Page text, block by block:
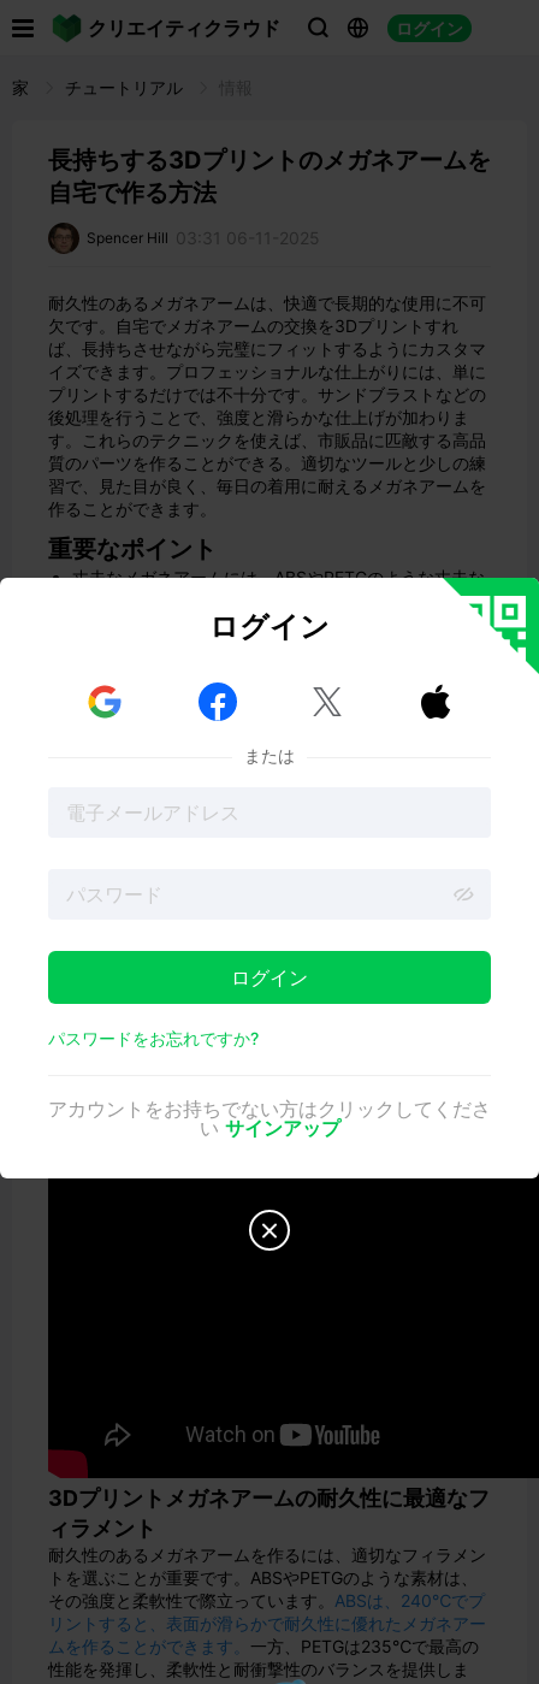
クリエイティクラウド   ログイン
家 チュートリアル
長持ちする3Dプリントのメガネアームを
自宅で作る方法
Spencer Hill 03:31 06-11-2025
耐久性のあるメガネアームは、快適で長期的な使用に不可
欠です。自宅でメガネアームの交換を3Dプリントすれ
ば、長持ちさせながら完璧にフィットするようにカスタマ
イズできます。プロフェッショナルな仕上がりには、単に
プリントするだけでは不十分です。サンドブラストなどの
後処理を行うことで、強度と滑らかな仕上げが加わりま
す。これらのテクニックを使えば、市販品に匹敵する高品
質のパーツを作ることができる。適切なツールと少しの練
習で、見た目が良く、毎日の着用に耐えるメガネアームを
作ることができます。
重要なポイント
丈夫なメガネアームには、ABSやPETGのような丈夫な
素材を選びましょう。これらの素材は丈夫で、壊れる
ことなく曲がります。
精度が高く、ベッドが加熱されている3Dプリンタを使
ることができ、プリント中に曲がることがなくなりま
す。
理を試してみてください。こうすることで、メガネア
メガネアームを快適にデザインする頭にフィットする
ように形を整え、折れないように弱い部分を補強しま
ください。こうすることで、外観を美しく保ち、長持
3Dプリントメガネの材料と道具
3Dプリントメガネアームの耐久性に最適なフ
ィラメント
耐久性のあるメガネアームを作るには、適切なフィラメン
トを選ぶことが重要です。ABSやPETGのような素材は、
その強度と柔軟性で際立っています。 ABSは、240℃でプ
リントすると、表面が滑らかで耐久性に優れたメガネアー
ムを作ることができます。 一方、PETGは235℃で最高の
性能を発揮し、柔軟性と耐衝撃性のバランスを提供しま

ログイン
  
または
ログイン
パスワードをお忘れですか?
アカウントをお持ちでない方はクリックしてくださ
い サインアップ